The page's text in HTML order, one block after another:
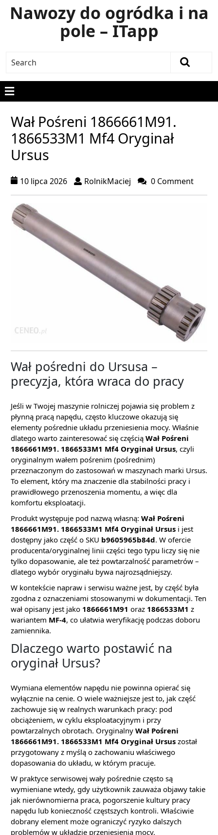
Nawozy do ogródka i na
pole – ITapp
Wał Pośreni 1866661M91.
1866533M1 Mf4 Oryginał
Ursus
10 lipca 2026 RolnikMaciej 0 Comment
Wał pośredni do Ursusa –
precyzja, która wraca do pracy
Jeśli w Twojej maszynie rolniczej pojawia się problem z
płynną pracą napędu, często kluczowe okazują się
elementy pośrednie układu przeniesienia mocy. Właśnie
dlatego warto zainteresować się częścią Wał Pośreni
1866661M91. 1866533M1 Mf4 Oryginał Ursus, czyli
oryginalnym wałem pośrenim (pośrednim)
przeznaczonym do zastosowań w maszynach marki Ursus.
To element, który ma znaczenie dla stabilności pracy i
prawidłowego przenoszenia momentu, a więc dla
komfortu eksploatacji.
Produkt występuje pod nazwą własną: Wał Pośreni
1866661M91. 1866533M1 Mf4 Oryginał Ursus i jest
dostępny jako część o SKU b9605965b84d. W ofercie
producenta/oryginalnej linii części tego typu liczy się nie
tylko dopasowanie, ale też powtarzalność parametrów –
dlatego wybór oryginału bywa najrozsądniejszy.
W kontekście napraw i serwisu ważne jest, by część była
zgodna z oznaczeniami stosowanymi w dokumentacji. Ten
wał opisany jest jako 1866661M91 oraz 1866533M1 z
wariantem MF-4, co ułatwia weryfikację podczas doboru
zamiennika.
Dlaczego warto postawić na
oryginał Ursus?
Wymiana elementów napędu nie powinna opierać się
wyłącznie na cenie. O wiele ważniejsze jest to, jak część
zachowuje się w realnych warunkach pracy: pod
obciążeniem, w cyklu eksploatacyjnym i przy
powtarzalnych obrotach. Oryginalny Wał Pośreni
1866661M91. 1866533M1 Mf4 Oryginał Ursus został
przygotowany z myślą o zachowaniu właściwego
dopasowania do układu, w którym pracuje.
W praktyce serwisowej wały pośrednie często są
wymieniane wtedy, gdy użytkownik zauważa objawy takie
jak nierównomierna praca, pogorszenie kultury pracy
napędu lub konieczność częstszych kontroli. Właściwie
dobrany element może ograniczyć ryzyko dalszych
problemów w układzie przeniesienia mocy.